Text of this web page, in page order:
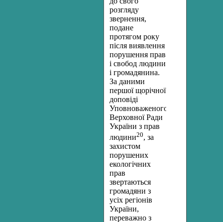
розгляду
звернення,
подане
протягом року
після виявлення
порушення прав
і свобод людини
і громадянина.
За даними
першої щорічної
доповіді
Уповноваженого
Верховної Ради
України з прав
людини20, за
захистом
порушених
екологічних
прав
звертаються
громадяни з
усіх регіонів
України,
переважно з